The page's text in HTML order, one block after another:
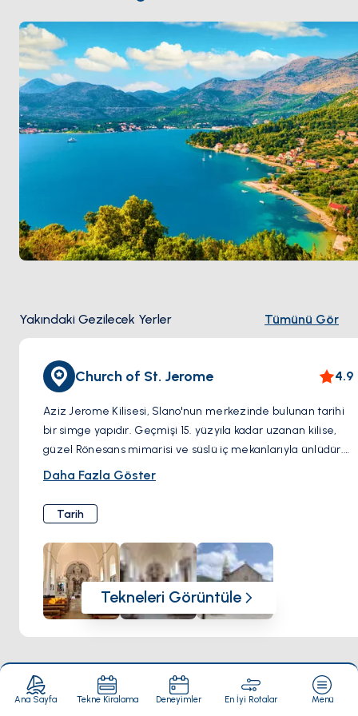
Nisan ile Ekimarası açık.
Yakındaki Gezilecek Yerler Tümünü Gör
Church of St. Jerome 4.9
Aziz Jerome Kilisesi, Slano'nun merkezinde bulunan tarihi
bir simge yapıdır. Geçmişi 15. yüzyıla kadar uzanan kilise,
güzel Rönesans mimarisi ve süslü iç mekanlarıyla ünlüdür.
Ziyaretçiler kilisenin zarif cephesine hayranlık duyabilir,
mekanını keşfedebilir ve zengin tarihi hakkında bilgi
edinebilir.
Daha Fazla Göster
Tarih
Yakındaki restoranlar Tümünü Gör
Tekneleri Görüntüle
Ana Sayfa Tekne Kiralama Deneyimler En İyi Rotalar Menü